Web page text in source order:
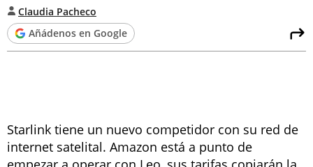
Claudia Pacheco
Añádenos en Google
Starlink tiene un nuevo competidor con su red de
internet satelital. Amazon está a punto de